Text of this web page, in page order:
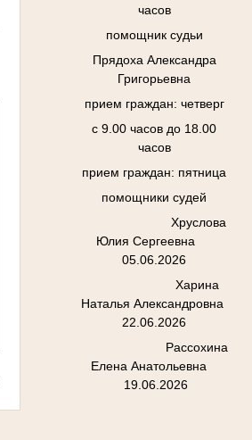
часов
помощник судьи
Прядоха Александра
Григорьевна
прием граждан: четверг
с 9.00 часов до 18.00
часов
прием граждан: пятница
помощники судей
Хруслова
Юлия Сергеевна
05.06.2026
Харина
Наталья Александровна
22.06.2026
Рассохина
Елена Анатольевна
19.06.2026